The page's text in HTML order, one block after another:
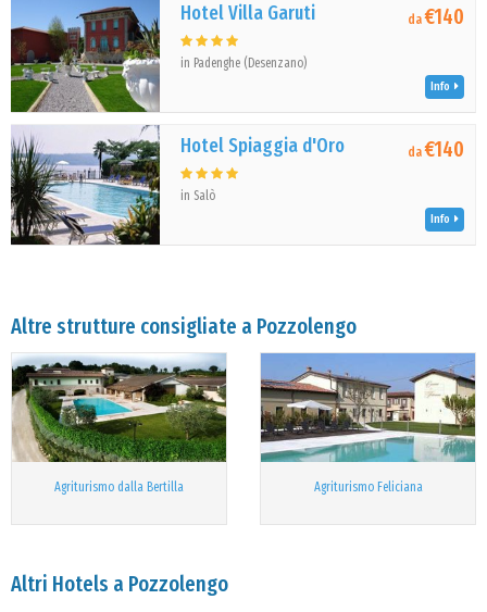
Hotel Villa Garuti
in Padenghe (Desenzano)
da€140
Info
Hotel Spiaggia d'Oro
in Salò
da€140
Info
Altre strutture consigliate a Pozzolengo
Agriturismo dalla Bertilla Agriturismo Feliciana
Altri Hotels a Pozzolengo